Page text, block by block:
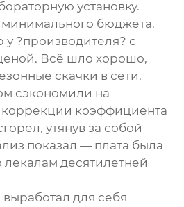
установку.
минимального бюджета.
?производителя? с
Всё шло хорошо,
скачки в сети.
сэкономили на
коэффициента
утянув за собой
показал — плата была
десятилетней
выработал для себя